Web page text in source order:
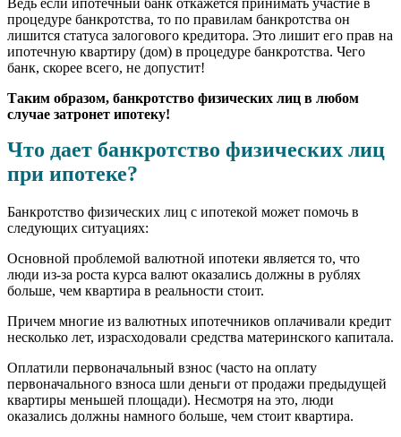
Ведь если ипотечный банк откажется принимать участие в
процедуре банкротства, то по правилам банкротства он
лишится статуса залогового кредитора. Это лишит его прав на
ипотечную квартиру (дом) в процедуре банкротства. Чего
банк, скорее всего, не допустит!
Таким образом, банкротство физических лиц в любом
случае затронет ипотеку!
Что дает банкротство физических лиц
при ипотеке?
Банкротство физических лиц с ипотекой может помочь в
следующих ситуациях:
Основной проблемой валютной ипотеки является то, что
люди из-за роста курса валют оказались должны в рублях
больше, чем квартира в реальности стоит.
Причем многие из валютных ипотечников оплачивали кредит
несколько лет, израсходовали средства материнского капитала.
Оплатили первоначальный взнос (часто на оплату
первоначального взноса шли деньги от продажи предыдущей
квартиры меньшей площади). Несмотря на это, люди
оказались должны намного больше, чем стоит квартира.